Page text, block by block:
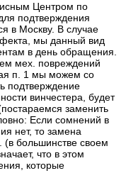
Центром по
подтверждения
в Москву. В случае
мы данный вид
в день обращения.
мех. повреждений
п. 1 мы можем со
подтверждение
винчестера, будет
заменить
Если сомнений в
нет, то замена
(в большинстве своем
что в этом
которые